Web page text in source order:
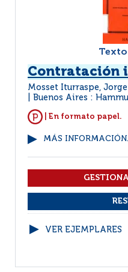
Contratación
Mosset Iturraspe,
Buenos Aires :
| En formato papel.
MÁS
VER EJEMPLARES